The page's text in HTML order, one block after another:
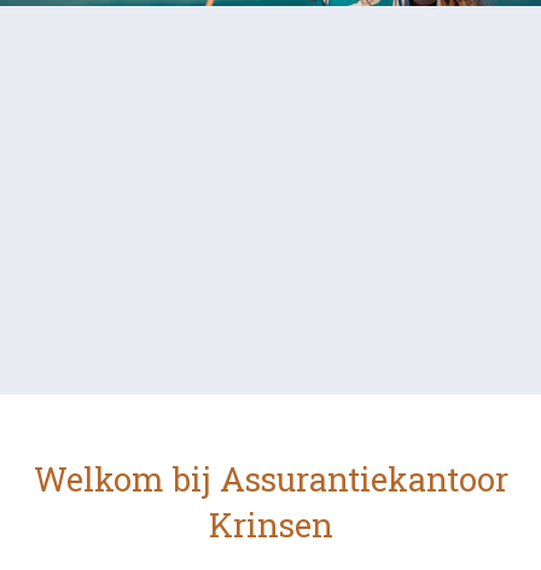
Welkom bij Assurantiekantoor
Krinsen